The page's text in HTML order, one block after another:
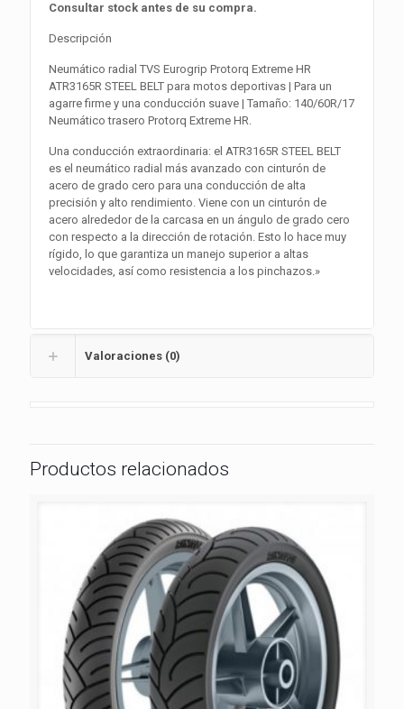
Consultar stock antes de su compra.
Descripción
Neumático radial TVS Eurogrip Protorq Extreme HR
ATR3165R STEEL BELT para motos deportivas | Para un
agarre firme y una conducción suave | Tamaño: 140/60R/17
Neumático trasero Protorq Extreme HR.
Una conducción extraordinaria: el ATR3165R STEEL BELT
es el neumático radial más avanzado con cinturón de
acero de grado cero para una conducción de alta
precisión y alto rendimiento. Viene con un cinturón de
acero alrededor de la carcasa en un ángulo de grado cero
con respecto a la dirección de rotación. Esto lo hace muy
rígido, lo que garantiza un manejo superior a altas
velocidades, así como resistencia a los pinchazos.»
Valoraciones (0)
Productos relacionados